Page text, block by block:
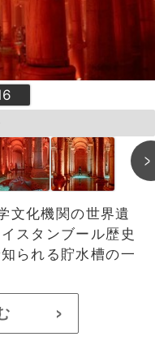
文化機関の世界遺
スタンブール歴史
られる貯水槽の一
>